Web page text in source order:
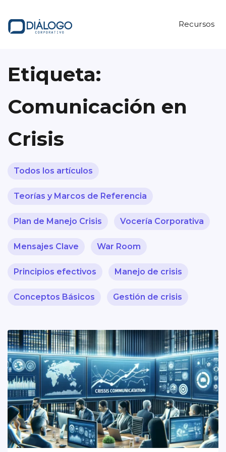
Recursos
Etiqueta:
Comunicación en
Crisis
Todos los artículos
Teorías y Marcos de Referencia
Plan de Manejo Crisis Vocería Corporativa
Mensajes Clave War Room
Principios efectivos Manejo de crisis
Conceptos Básicos Gestión de crisis